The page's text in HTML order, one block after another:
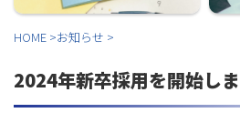
HOME >お知らせ >
2024年新卒採用を開始し